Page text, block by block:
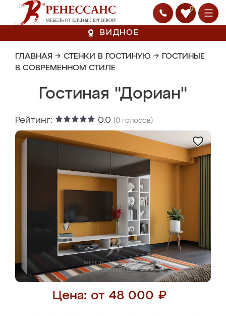
0
ВИДНОЕ
ГЛАВНАЯ → СТЕНКИ В ГОСТИНУЮ → ГОСТИНЫЕ
В СОВРЕМЕННОМ СТИЛЕ
Гостиная "Дориан"
Рейтинг: 0.0 (0 голосов)
Цена: от 48 000 ₽